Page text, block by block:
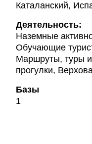
Каталанский,
Деятельность:
Наземные
Обучающие
Маршруты, туры
прогулки,
Базы
1